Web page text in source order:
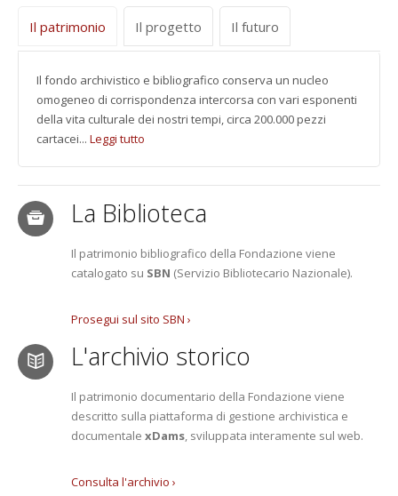
Il patrimonio Il progetto Il futuro
Il fondo archivistico e bibliografico conserva un nucleo
omogeneo di corrispondenza intercorsa con vari esponenti
della vita culturale dei nostri tempi, circa 200.000 pezzi
cartacei... Leggi tutto
La Biblioteca
Il patrimonio bibliografico della Fondazione viene
catalogato su SBN (Servizio Bibliotecario Nazionale).
Prosegui sul sito SBN ›
L'archivio storico
Il patrimonio documentario della Fondazione viene
descritto sulla piattaforma di gestione archivistica e
documentale xDams, sviluppata interamente sul web.
Consulta l'archivio ›